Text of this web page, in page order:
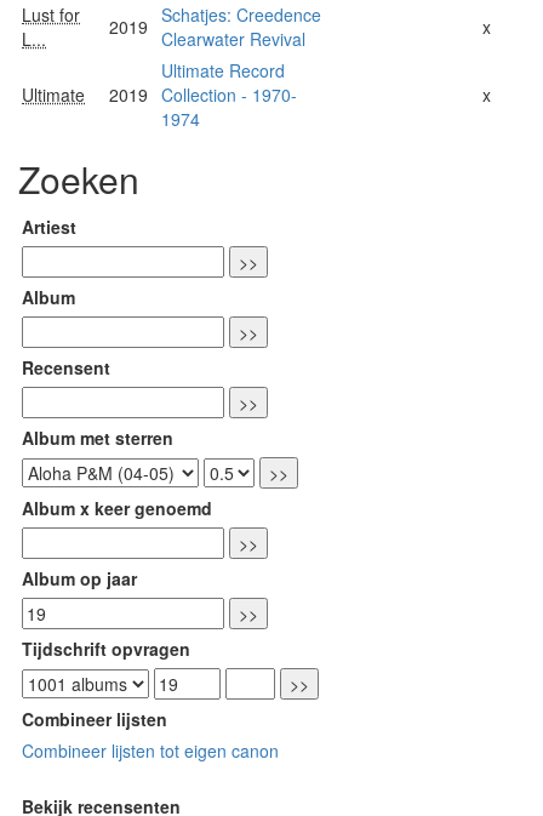
Lust for
L...
2019 Schatjes: Creedence
Clearwater Revival
x
Ultimate 2019
Ultimate Record
Collection - 1970-
1974
x
Zoeken
Artiest
Album
Recensent
Album met sterren
Album x keer genoemd
Album op jaar
Tijdschrift opvragen
Combineer lijsten
Combineer lijsten tot eigen canon
Bekijk recensenten